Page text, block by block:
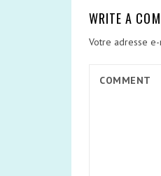
WRITE A
Votre adresse